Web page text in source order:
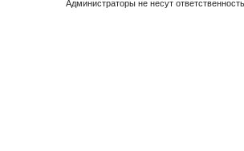
Администраторы не несут